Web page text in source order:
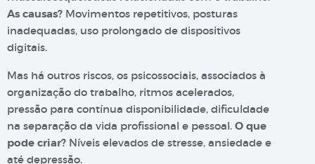
As causas? Movimentos repetitivos, posturas
inadequadas, uso prolongado de dispositivos
digitais.
Mas há outros riscos, os psicossociais, associados à
organização do trabalho, ritmos acelerados,
pressão para contínua disponibilidade, dificuldade
na separação da vida profissional e pessoal. O que
pode criar? Níveis elevados de stresse, ansiedade e
até depressão.